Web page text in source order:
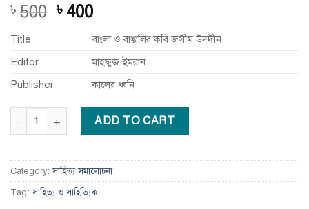
৳500 Original
৳ 500.
৳ 400Current
is:
৳ 400.
Title
বাংলা ও বাঙালির কবি জসীম উদদীন
Editor
মাহফুজ ইমরান
Publisher
কালের ধ্বনি
বাংলা ও বাঙালির কবি জসীম উদদীন quantity
ADD TO CART
Category: সাহিত্য সমালোচনা
Tag: সাহিত্য ও সাহিত্যিক